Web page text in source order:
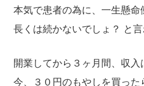
本気で患者の為に、一生懸
長くは続かないでしょ？ と
開業してから３ヶ月間、収入
今、３０円のもやしを買った